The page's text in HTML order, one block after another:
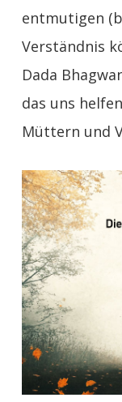
entmutigen
Verständnis
Dada
das uns
Müttern und